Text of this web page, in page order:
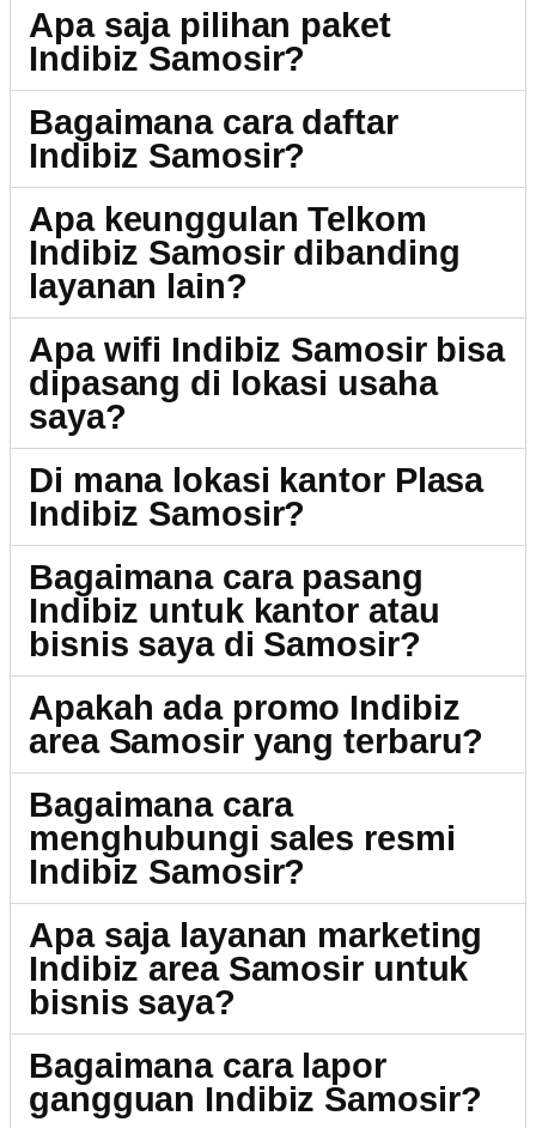
Apa saja pilihan paket
Indibiz Samosir?
Bagaimana cara daftar
Indibiz Samosir?
Apa keunggulan Telkom
Indibiz Samosir dibanding
layanan lain?
Apa wifi Indibiz Samosir bisa
dipasang di lokasi usaha
saya?
Di mana lokasi kantor Plasa
Indibiz Samosir?
Bagaimana cara pasang
Indibiz untuk kantor atau
bisnis saya di Samosir?
Apakah ada promo Indibiz
area Samosir yang terbaru?
Bagaimana cara
menghubungi sales resmi
Indibiz Samosir?
Apa saja layanan marketing
Indibiz area Samosir untuk
bisnis saya?
Bagaimana cara lapor
gangguan Indibiz Samosir?